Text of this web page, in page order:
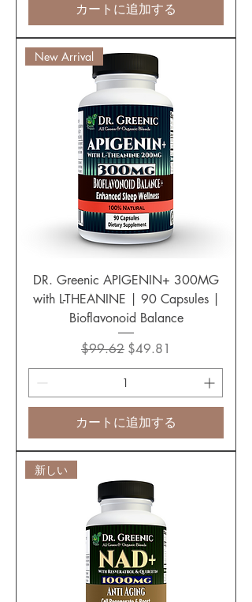
カートに追加する
New Arrival
DR. Greenic APIGENIN+ 300MG
with L-THEANINE | 90 Capsules |
Bioflavonoid Balance
通常価格
$99.62 セール価格
$49.81
カートに追加する
新しい